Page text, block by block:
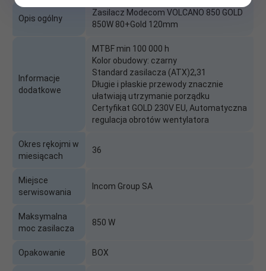
Opis ogólny
Zasilacz Modecom VOLCANO 850 GOLD
850W 80+Gold 120mm
Informacje
dodatkowe
MTBF min 100 000 h
Kolor obudowy: czarny
Standard zasilacza (ATX)2,31
Długie i płaskie przewody znacznie
ułatwiają utrzymanie porządku
Certyfikat GOLD 230V EU, Automatyczna
regulacja obrotów wentylatora
Okres rękojmi w
miesiącach
36
Miejsce
serwisowania
Incom Group SA
Maksymalna
moc zasilacza
850 W
Opakowanie BOX